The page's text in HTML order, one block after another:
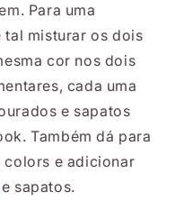
Para uma
tal misturar os dois
cor nos dois
cada uma
e sapatos
Também dá para
colors e adicionar
e sapatos.